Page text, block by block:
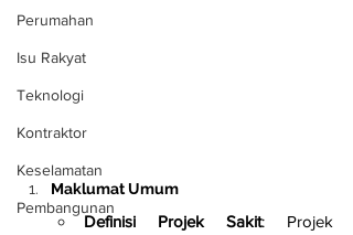
Perumahan
Isu Rakyat
Teknologi
Kontraktor
Keselamatan
Pembangunan
Maklumat Umum
Definisi Projek Sakit: Projek